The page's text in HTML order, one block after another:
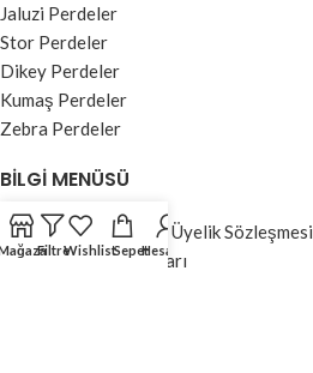
Jaluzi Perdeler
Stor Perdeler
Dikey Perdeler
Kumaş Perdeler
Zebra Perdeler
BILGI MENÜSÜ
Kullanım Koşulları ve Üyelik Sözleşmesi
Garanti ve İade Şartları
FiltreWishlistSepetHesabım